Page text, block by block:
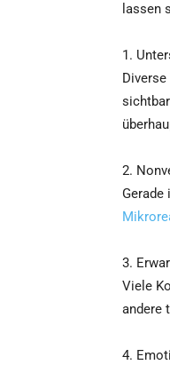
lassen
1.
2.
Gerade
3.
Viele
andere
4.